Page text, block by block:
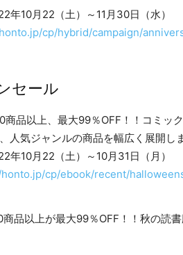
年10月22（土）～11月30日（水）
cp/hybrid/campaign/
セール
商品以上、最大99％OFF！！コミッ
人気ジャンルの商品を幅広く展開し
年10月22（土）～10月31日（月）
cp/ebook/recent/